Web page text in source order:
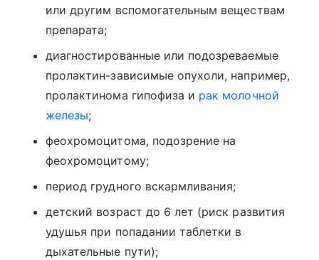
или другим вспомогательным веществам
препарата;
диагностированные или подозреваемые
пролактин-зависимые опухоли, например,
пролактинома гипофиза и рак молочной
железы;
феохромоцитома, подозрение на
феохромоцитому;
период грудного вскармливания;
детский возраст до 6 лет (риск развития
удушья при попадании таблетки в
дыхательные пути);